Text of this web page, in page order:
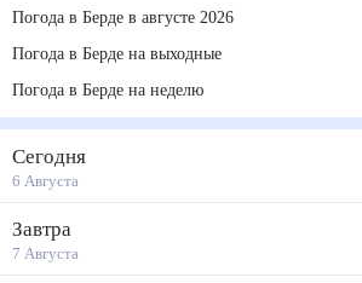
Погода в Берде в августе 2026
Погода в Берде на выходные
Погода в Берде на неделю
Сегодня
6 Августа
Завтра
7 Августа